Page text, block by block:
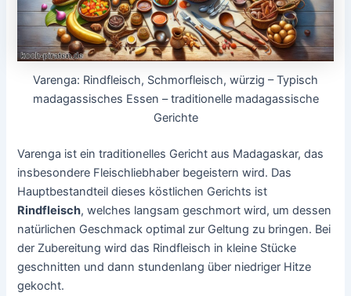
Varenga: Rindfleisch, Schmorfleisch, würzig – Typisch
madagassisches Essen – traditionelle madagassische
Gerichte
Varenga ist ein traditionelles Gericht aus Madagaskar, das
insbesondere Fleischliebhaber begeistern wird. Das
Hauptbestandteil dieses köstlichen Gerichts ist
Rindfleisch, welches langsam geschmort wird, um dessen
natürlichen Geschmack optimal zur Geltung zu bringen. Bei
der Zubereitung wird das Rindfleisch in kleine Stücke
geschnitten und dann stundenlang über niedriger Hitze
gekocht.